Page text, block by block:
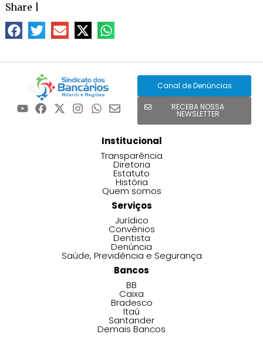
Share
Canal de Denúncias
RECEBA NOSSA
NEWSLETTER
Institucional
Transparência
Diretoria
Estatuto
História
Quem somos
Serviços
Jurídico
Convênios
Dentista
Denúncia
Saúde, Previdência e Segurança
Bancos
BB
Caixa
Bradesco
Itaú
Santander
Demais Bancos